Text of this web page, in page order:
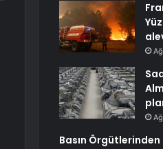
Basın